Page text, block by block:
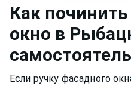
Как
окно в
Если ручку фасадного